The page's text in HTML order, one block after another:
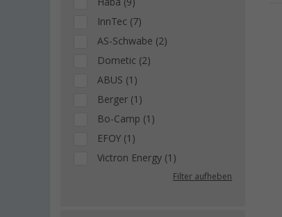
InnTec (7)
AS-Schwabe (2)
Dometic (2)
ABUS (1)
Berger (1)
Bo-Camp (1)
EFOY (1)
Victron Energy (1)
Filter aufheben